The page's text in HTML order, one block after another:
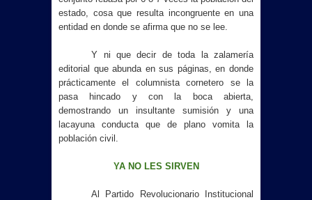
estado, cosa que resulta incongruente en una
entidad en donde se afirma que no se lee.
Y ni que decir de toda la zalamería
editorial que abunda en sus páginas, en donde
prácticamente el columnista cornetero se la
pasa hincado y con la boca abierta,
demostrando un insultante sumisión y una
lacayuna conducta que de plano vomita la
población civil.
YA NO LES SIRVEN
Al Partido Revolucionario Institucional